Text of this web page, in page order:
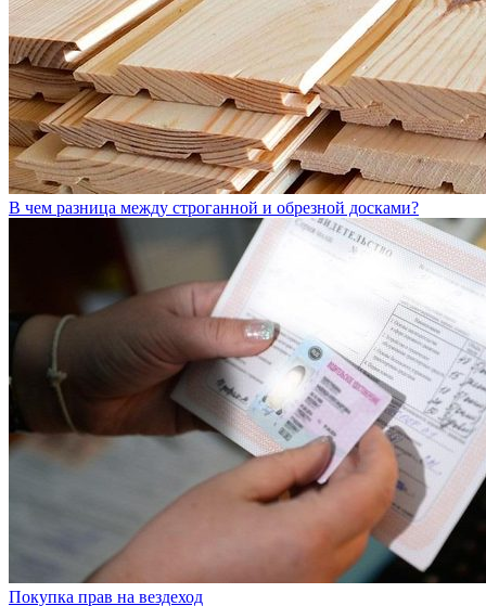
В чем разница между строганной и обрезной досками?
Покупка прав на вездеход